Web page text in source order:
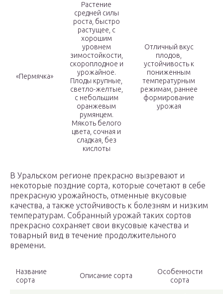
«Пермячка»
Растение
средней силы
роста, быстро
растущее, с
хорошим
уровнем
зимостойкости,
скороплодное и
урожайное.
Плоды крупные,
светло-желтые,
с небольшим
оранжевым
румянцем.
Мякоть белого
цвета, сочная и
сладкая, без
кислоты
Отличный вкус
плодов,
устойчивость к
пониженным
температурным
режимам, раннее
формирование
урожая
В Уральском регионе прекрасно вызревают и
некоторые поздние сорта, которые сочетают в себе
прекрасную урожайность, отменные вкусовые
качества, а также устойчивость к болезням и низким
температурам. Собранный урожай таких сортов
прекрасно сохраняет свои вкусовые качества и
товарный вид в течение продолжительного
времени.
Название
сорта
Описание сорта
Особенности
сорта